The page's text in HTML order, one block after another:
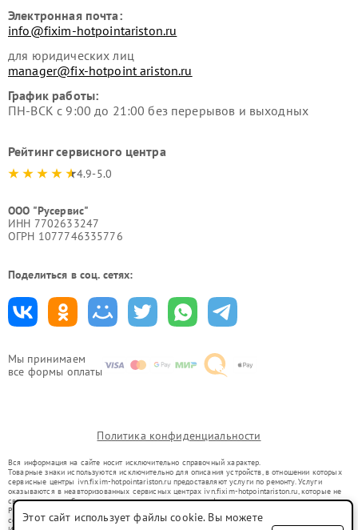
Мы принимаем
все формы оплаты
Электронная почта:
info@fixim-hotpointariston.ru
для юридических лиц
manager@fix-hotpoint ariston.ru
График работы:
ПН-ВСК с 9:00 до 21:00 без перерывов и выходных
Рейтинг сервисного центра
4.9-5.0
ООО "Русервис"
ИНН 7702633247
ОГРН 1077746335776
Поделиться в соц. сетях:
Политика конфиденциальности
Вся информация на сайте носит исключительно справочный характер.
Товарные знаки используются исключительно для описания устройств, в отношении которых
сервисные центры ivn.fixim-hotpointariston.ru предоставляют услуги по ремонту. Услуги
оказываются в неавторизованных сервисных центрах ivn.fixim-hotpointariston.ru, которые не
связаны с правообладателями товарных знаков или их официальными представителями.
Ремонт осуществляется для устройств, уже введенных в гражданский оборот в соответствии
со статьей 1487 ГК РФ.
Этот сайт использует файлы cookie. Вы можете